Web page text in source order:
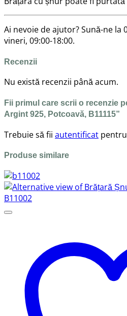
Ai nevoie de ajutor? Sună-ne la
vineri, 09:00-18:00.
Recenzii
Nu există recenzii până acum.
Fii primul care scrii o recenzie
Argint 925, Potcoavă, B11115”
Trebuie să fii autentificat
Produse similare